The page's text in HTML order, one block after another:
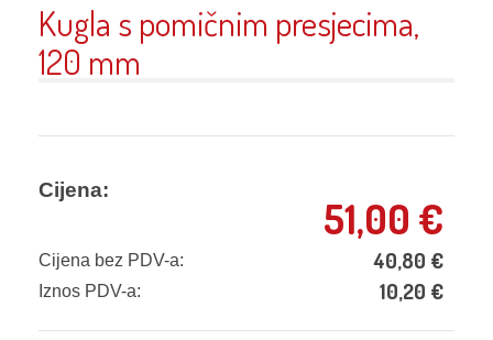
Kugla s pomičnim presjecima,
120 mm
Cijena:
51,00 €
Cijena bez PDV-a: 40,80 €
Iznos PDV-a: 10,20 €